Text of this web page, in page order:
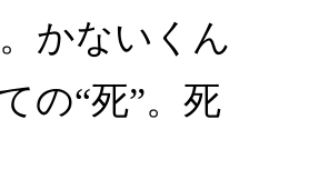
かないくん
の“死”。死